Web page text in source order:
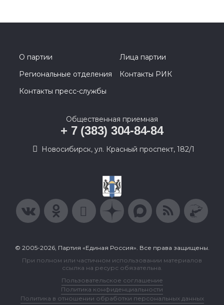
О партии
Лица партии
Региональные отделения
Контакты РИК
Контакты пресс-службы
Общественная приемная
+ 7 (383) 304-84-84
Новосибирск, ул. Красный проспект, 182/1
© 2005-2026, Партия «Единая Россия». Все права защищены.
При полном или частичном использовании материалов
ссылка на ресурс обязательна.
Пользовательское соглашение
Политика конфиденциальности
Политика в отношении обработки персональных данных